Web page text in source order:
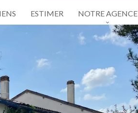
ESTIMER NOTRE AGENCE